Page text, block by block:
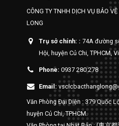
CÔNG TY TNHH DỊCH VỤ BẢO
LONG
Trụ sở chính: : 74A đường
Hội, huyện Củ Chi, TPHCM,
Phone: 0937 280 278
Email:
Văn Phòng Đại Diện : 379 Quốc
huyện Củ Chi, TPHCM.